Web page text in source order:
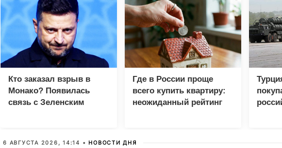
Кто заказал взрыв в
Монако? Появилась
связь с Зеленским
Где в России проще
всего купить квартиру:
неожиданный рейтинг
6 АВГУСТА 2026, 14:14 • НОВОСТИ ДНЯ